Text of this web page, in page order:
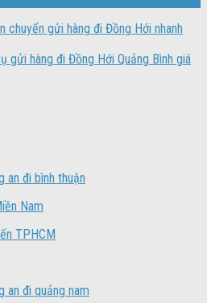
chuyển gửi hàng đi Đồng Hới nhanh
gửi hàng đi Đồng Hới Quảng Bình giá
Nam
TPHCM